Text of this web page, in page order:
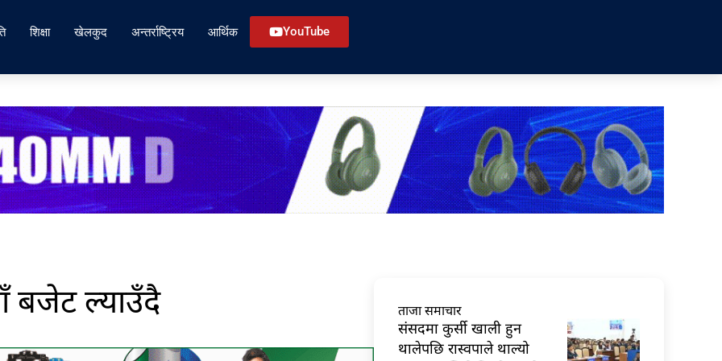
शिक्षा खेलकुद अन्तर्राष्ट्रिय आर्थिक YouTube
बजेट ल्याउँदै ताजा समाचार
संसदमा कुर्सी खाली हुन
थालेपछि रास्वपाले थाल्यो